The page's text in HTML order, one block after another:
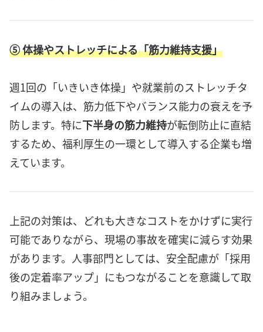
⑤ 体操やストレッチによる「筋力維持支援」
週1回の「いきいき体操」や就業前のストレッチタ
イムの導入は、筋力低下やバランス能力の衰えを予
防します。特に下半身の筋力維持が転倒防止に直結
するため、福利厚生の一環として導入する企業も増
えています。
上記の対策は、どれも大きなコストをかけずに実行
可能でありながら、現場の事故を確実に減らす効果
があります。人事部門としては、安全配慮が「採用
後の定着率アップ」にもつながることを意識して取
り組みましょう。